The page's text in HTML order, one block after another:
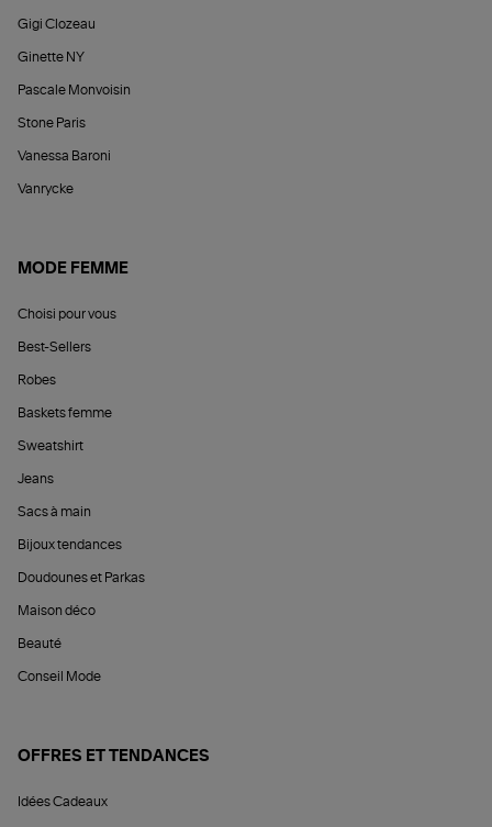
Gigi Clozeau
Ginette NY
Pascale Monvoisin
Stone Paris
Vanessa Baroni
Vanrycke
MODE FEMME
Choisi pour vous
Best-Sellers
Robes
Baskets femme
Sweatshirt
Jeans
Sacs à main
Bijoux tendances
Doudounes et Parkas
Maison déco
Beauté
Conseil Mode
OFFRES ET TENDANCES
Idées Cadeaux